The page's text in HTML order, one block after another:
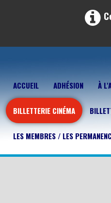
ACCUEIL ADHÉSION À
BILLETTERIE CINÉMA
LES MEMBRES / LES